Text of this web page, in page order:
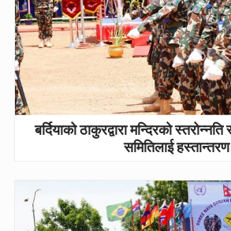
बर्दियाको ठाकुरद्वारा मन्दिरको
समितिलाई हस्तान्तरण